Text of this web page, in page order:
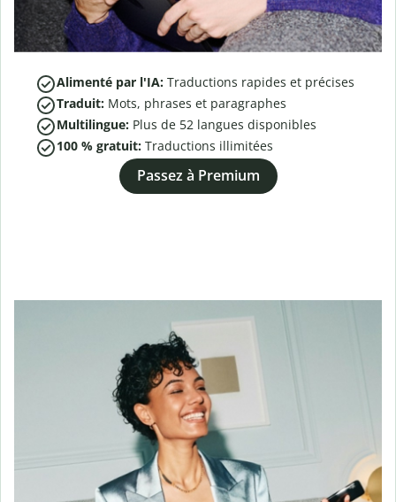
Alimenté par l'IA: Traductions rapides et précises
Traduit: Mots, phrases et paragraphes
Multilingue: Plus de 52 langues disponibles
100 % gratuit: Traductions illimitées
Passez à Premium